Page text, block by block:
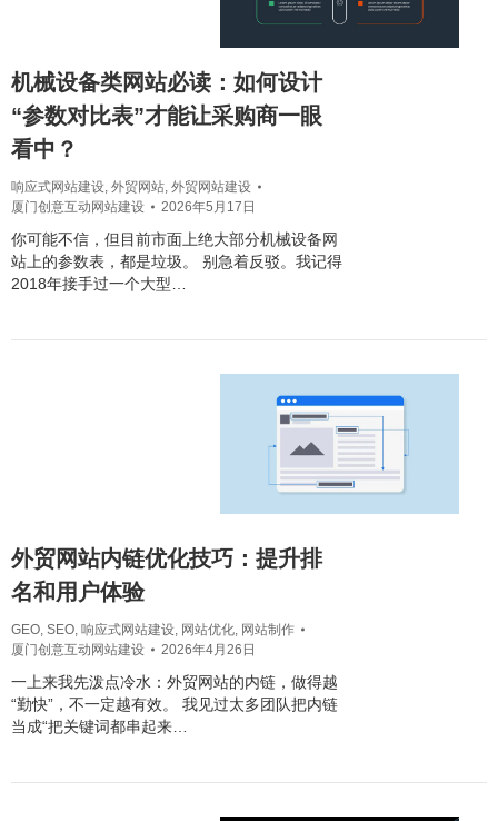
机械设备类网站必读：如何设计
“参数对比表”才能让采购商一眼
看中？
响应式网站建设, 外贸网站, 外贸网站建设
厦门创意互动网站建设
2026年5月17日
你可能不信，但目前市面上绝大部分机械设备网
站上的参数表，都是垃圾。 别急着反驳。我记得
2018年接手过一个大型…
外贸网站内链优化技巧：提升排
名和用户体验
GEO, SEO, 响应式网站建设, 网站优化, 网站制作
厦门创意互动网站建设
2026年4月26日
一上来我先泼点冷水：外贸网站的内链，做得越
“勤快”，不一定越有效。 我见过太多团队把内链
当成“把关键词都串起来…